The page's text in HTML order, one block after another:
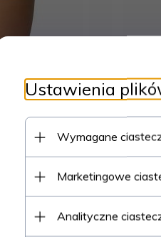
Ustawienia
Wymagane
Marketingowe
Analityczne